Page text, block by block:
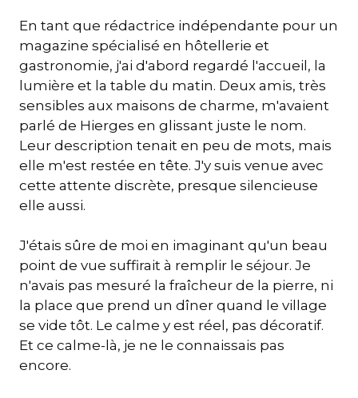
En tant que rédactrice indépendante pour un
magazine spécialisé en hôtellerie et
gastronomie, j'ai d'abord regardé l'accueil, la
lumière et la table du matin. Deux amis, très
sensibles aux maisons de charme, m'avaient
parlé de Hierges en glissant juste le nom.
Leur description tenait en peu de mots, mais
elle m'est restée en tête. J'y suis venue avec
cette attente discrète, presque silencieuse
elle aussi.
J'étais sûre de moi en imaginant qu'un beau
point de vue suffirait à remplir le séjour. Je
n'avais pas mesuré la fraîcheur de la pierre, ni
la place que prend un dîner quand le village
se vide tôt. Le calme y est réel, pas décoratif.
Et ce calme-là, je ne le connaissais pas
encore.